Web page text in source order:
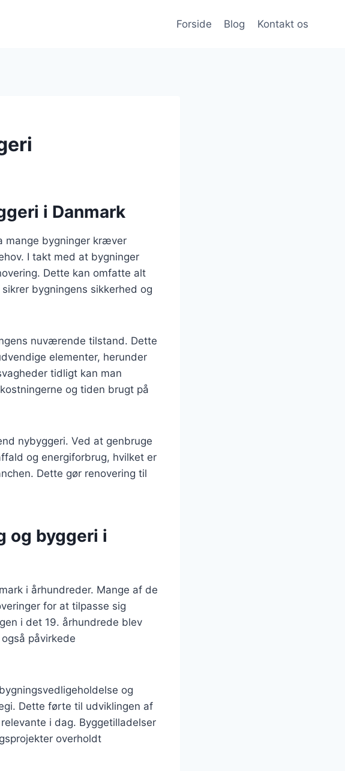
Forside Blog Kontakt os
i Danmark
mange bygninger kræver
I takt med at bygninger
Dette kan omfatte alt
bygningens sikkerhed og
nuværende tilstand. Dette
elementer, herunder
tidligt kan man
og tiden brugt på
nybyggeri. Ved at genbruge
og energiforbrug, hvilket er
Dette gør renovering til
og byggeri i
i århundreder. Mange af de
for at tilpasse sig
i det 19. århundrede blev
påvirkede
og
Dette førte til udviklingen af
i dag. Byggetilladelser
overholdt